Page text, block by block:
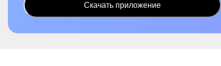
Скачать приложение